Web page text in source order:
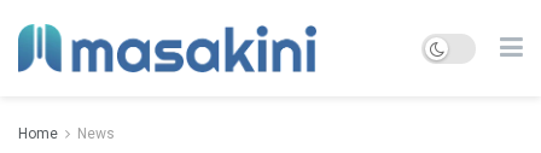
Home News